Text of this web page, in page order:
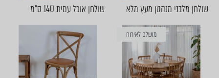
שולחן מלבני מנהטן מעץ מלא שולחן אוכל עמית 140 ס״מ
מושלם לאירוח